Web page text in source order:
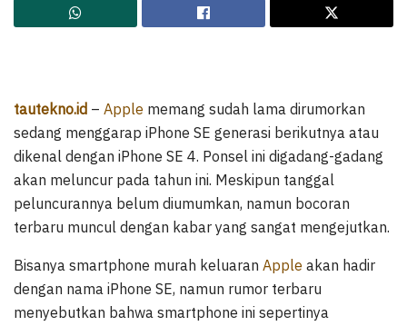
tautekno.id – Apple memang sudah lama dirumorkan
sedang menggarap iPhone SE generasi berikutnya atau
dikenal dengan iPhone SE 4. Ponsel ini digadang-gadang
akan meluncur pada tahun ini. Meskipun tanggal
peluncurannya belum diumumkan, namun bocoran
terbaru muncul dengan kabar yang sangat mengejutkan.
Bisanya smartphone murah keluaran Apple akan hadir
dengan nama iPhone SE, namun rumor terbaru
menyebutkan bahwa smartphone ini sepertinya